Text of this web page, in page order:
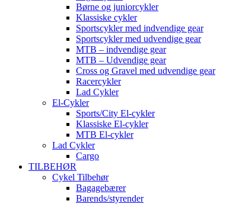
Børne og juniorcykler
Klassiske cykler
Sportscykler med indvendige gear
Sportscykler med udvendige gear
MTB – indvendige gear
MTB – Udvendige gear
Cross og Gravel med udvendige gear
Racercykler
Lad Cykler
El-Cykler
Sports/City El-cykler
Klassiske El-cykler
MTB El-cykler
Lad Cykler
Cargo
TILBEHØR
Cykel Tilbehør
Bagagebærer
Barends/styrender